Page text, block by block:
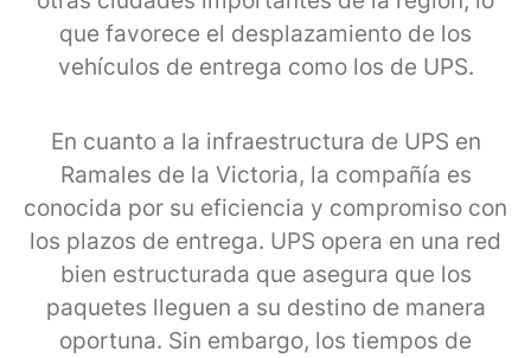
que favorece el desplazamiento de los
vehículos de entrega como los de UPS.
En cuanto a la infraestructura de UPS en
Ramales de la Victoria, la compañía es
conocida por su eficiencia y compromiso con
los plazos de entrega. UPS opera en una red
bien estructurada que asegura que los
paquetes lleguen a su destino de manera
oportuna. Sin embargo, los tiempos de